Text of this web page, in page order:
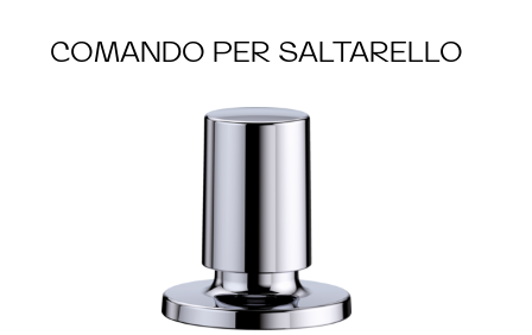
COMANDO PER SALTARELLO